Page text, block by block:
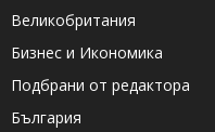
Великобритания
Бизнес и Икономика
Подбрани от редактора
България